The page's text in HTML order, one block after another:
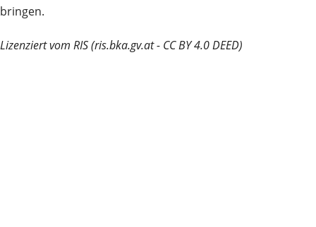
bringen.
Lizenziert vom RIS (ris.bka.gv.at - CC BY 4.0 DEED)